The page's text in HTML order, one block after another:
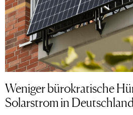
Weniger bürokratische
Solarstrom in Deutschland